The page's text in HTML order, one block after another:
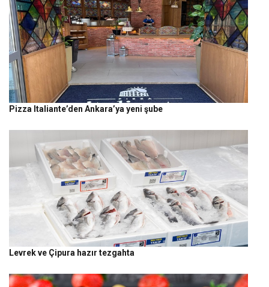
Pizza Italiante’den Ankara’ya yeni şube
Levrek ve Çipura hazır tezgahta